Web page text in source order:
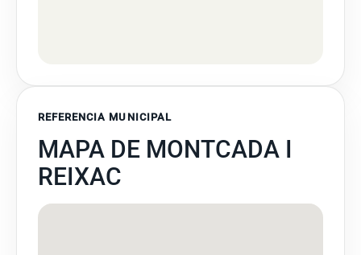
REFERENCIA MUNICIPAL
MAPA DE MONTCADA I
REIXAC